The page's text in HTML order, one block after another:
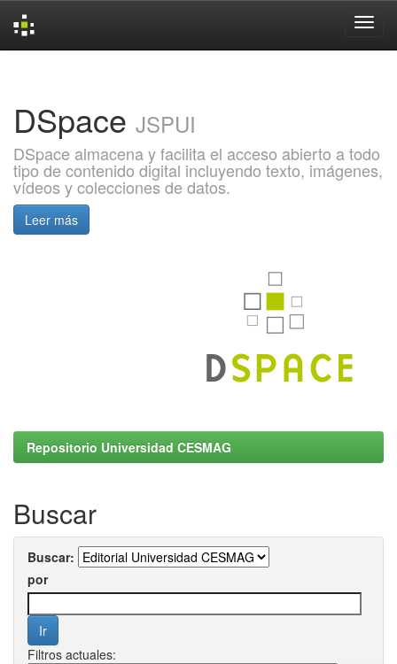
DSpace JSPUI
DSpace almacena y facilita el acceso abierto a todo
tipo de contenido digital incluyendo texto, imágenes,
vídeos y colecciones de datos.
Leer más
Repositorio Universidad CESMAG
Buscar
Buscar:
por
Filtros actuales: